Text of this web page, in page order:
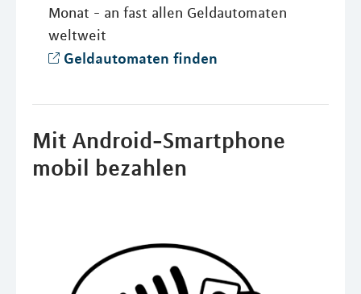
Monat - an fast allen Geldautomaten
weltweit
Geldautomaten finden
Mit Android-Smartphone
mobil bezahlen